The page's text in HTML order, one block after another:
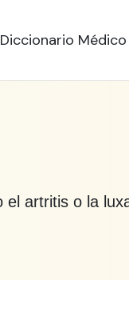
Diccionario Médico
artritis o la